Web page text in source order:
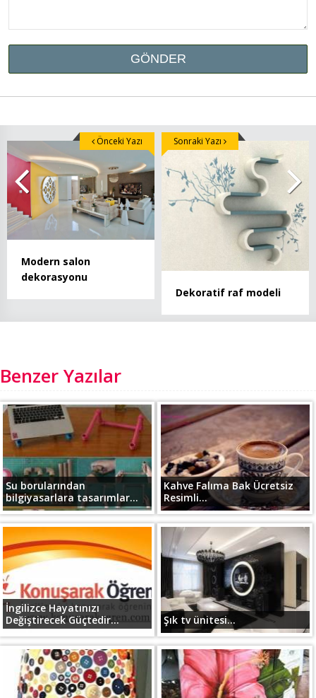
Modern salon
dekorasyonu
Önceki Yazı
Dekoratif raf modeli
Sonraki Yazı
Benzer Yazılar
Su borularından
bilgiyasarlara tasarımlar...
Kahve Falıma Bak Ücretsiz
Resimli...
İngilizce Hayatınızı
Değiştirecek Güçtedir...
Şık tv ünitesi...